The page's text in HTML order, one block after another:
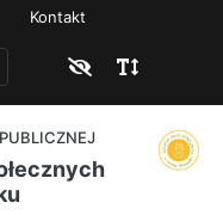
Kontakt